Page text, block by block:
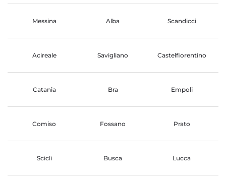
Messina Alba Scandicci
Acireale Savigliano Castelfiorentino
Catania Bra Empoli
Comiso Fossano Prato
Scicli Busca Lucca